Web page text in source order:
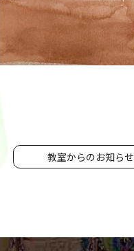
教室からのお知らせ